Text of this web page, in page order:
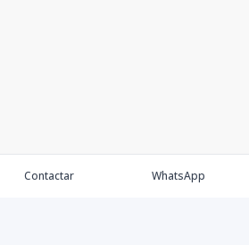
Contactar WhatsApp